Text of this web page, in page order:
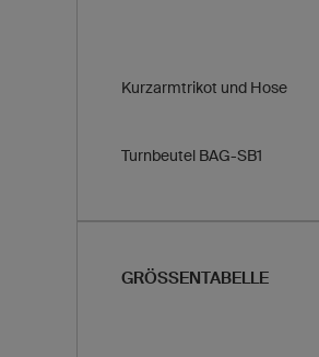
Kurzarmtrikot und Hose
Turnbeutel BAG-SB1
GRÖSSENTABELLE